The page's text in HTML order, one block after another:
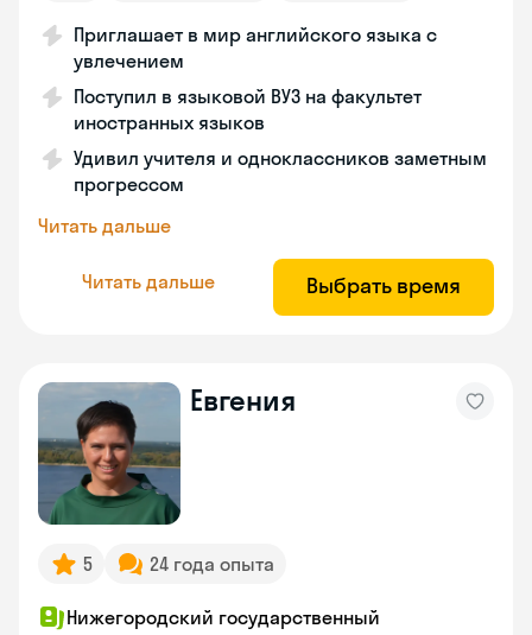
Приглашает в мир английского языка с
увлечением
Поступил в языковой ВУЗ на факультет
иностранных языков
Удивил учителя и одноклассников заметным
прогрессом
Читать дальше
Читать дальше Выбрать время
Евгения
5 24 года опыта
Нижегородский государственный